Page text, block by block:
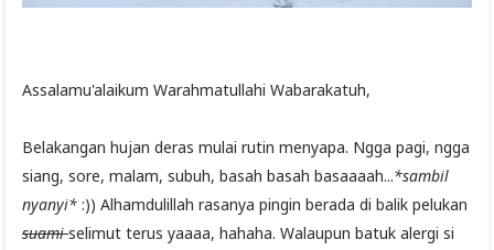
Assalamu'alaikum Warahmatullahi Wabarakatuh,
Belakangan hujan deras mulai rutin menyapa. Ngga pagi, ngga
siang, sore, malam, subuh, basah basah basaaaah...*sambil
nyanyi* :)) Alhamdulillah rasanya pingin berada di balik pelukan
suamiselimut terus yaaaa, hahaha. Walaupun batuk alergi si